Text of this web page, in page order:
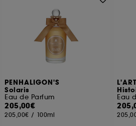
PENHALIGON'S
Solaris
Eau de Parfum
205,00€
205,00€ / 100ml
Eau